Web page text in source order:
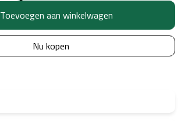
Toevoegen aan winkelwagen
Nu kopen